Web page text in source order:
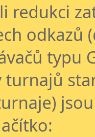
redukci
odkazů
typu
turnajů